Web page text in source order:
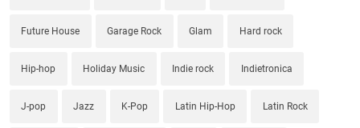
Future House Garage Rock Glam Hard rock
Hip-hop Holiday Music Indie rock Indietronica
J-pop Jazz K-Pop Latin Hip-Hop Latin Rock